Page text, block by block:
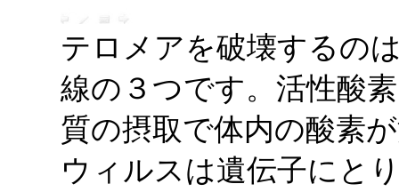
テロメアを破壊するの
線の３つです。活性酸
質の摂取で体内の酸素
ウィルスは遺伝子にと